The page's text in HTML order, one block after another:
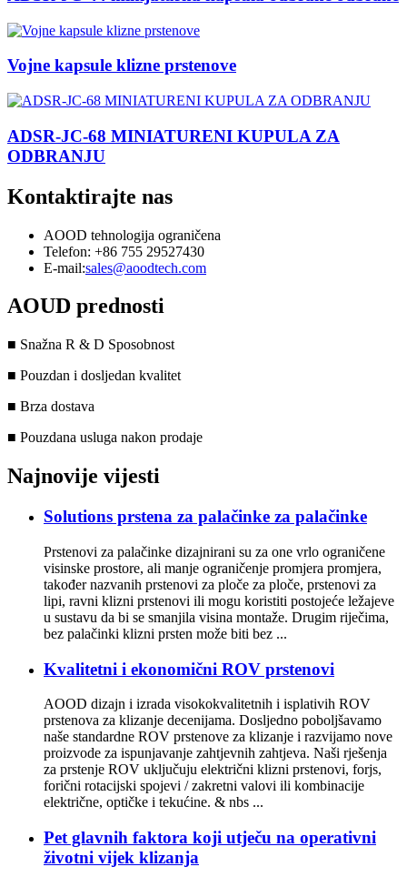
Vojne kapsule klizne prstenove
ADSR-JC-68 MINIATURENI KUPULA ZA
ODBRANJU
Kontaktirajte nas
AOOD tehnologija ograničena
Telefon: +86 755 29527430
E-mail:sales@aoodtech.com
AOUD prednosti
■ Snažna R & D Sposobnost
■ Pouzdan i dosljedan kvalitet
■ Brza dostava
■ Pouzdana usluga nakon prodaje
Najnovije vijesti
Solutions prstena za palačinke za palačinke
Prstenovi za palačinke dizajnirani su za one vrlo ograničene
visinske prostore, ali manje ograničenje promjera promjera,
također nazvanih prstenovi za ploče za ploče, prstenovi za
lipi, ravni klizni prstenovi ili mogu koristiti postojeće ležajeve
u sustavu da bi se smanjila visina montaže. Drugim riječima,
bez palačinki klizni prsten može biti bez ...
Kvalitetni i ekonomični ROV prstenovi
AOOD dizajn i izrada visokokvalitetnih i isplativih ROV
prstenova za klizanje decenijama. Dosljedno poboljšavamo
naše standardne ROV prstenove za klizanje i razvijamo nove
proizvode za ispunjavanje zahtjevnih zahtjeva. Naši rješenja
za prstenje ROV uključuju električni klizni prstenovi, forjs,
forični rotacijski spojevi / zakretni valovi ili kombinacije
električne, optičke i tekućine. & nbs ...
Pet glavnih faktora koji utječu na operativni
životni vijek klizanja